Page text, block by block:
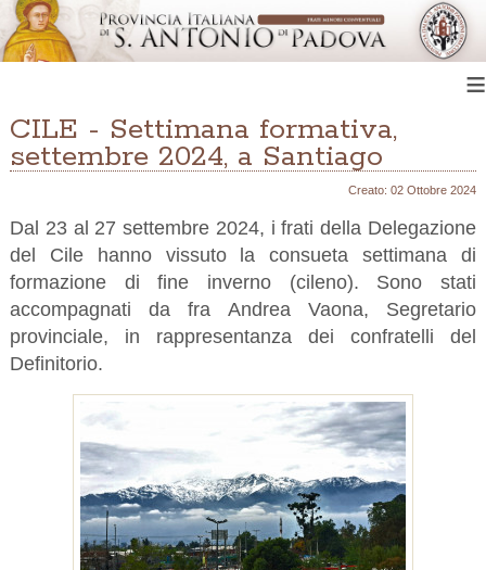
≡
CILE - Settimana formativa,
settembre 2024, a Santiago
Creato: 02 Ottobre 2024
Dal 23 al 27 settembre 2024, i frati della Delegazione
del Cile hanno vissuto la consueta settimana di
formazione di fine inverno (cileno). Sono stati
accompagnati da fra Andrea Vaona, Segretario
provinciale, in rappresentanza dei confratelli del
Definitorio.